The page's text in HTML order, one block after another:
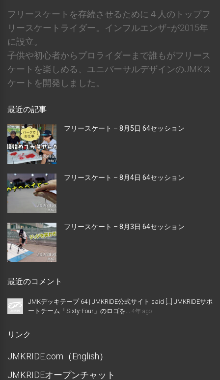
フリースケートを存続させるために４人のトップフ
リースケートライダー。インフルエンザｰが2015年
に設立。
子供や初心者からプロライダーまで誰もがフリース
ケートを楽しめる、ユニバーサルデザインのJMKス
ケートを開発しました。
最近の記事
フリースケート – 8月5日 64セッション
フリースケート – 8月4日 64セッション
フリースケート – 8月3日 64セッション
最近のコメント
JMKデッキテープ 64 | JMKRIDE公式サイト said […] JMKRIDEサポ
ートチーム「Sixty-Four」のロゴを...
4年 ago
リンク
JMKRIDE.com（English）
JMKRIDEオープンチャット